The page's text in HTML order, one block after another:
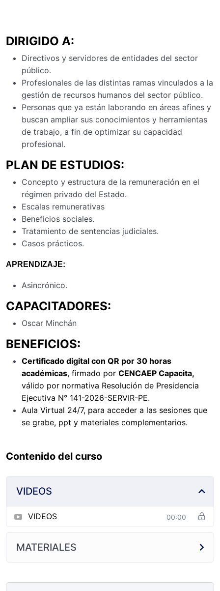
DIRIGIDO A:
Directivos y servidores de entidades del sector
público.
Profesionales de las distintas ramas vinculados a la
gestión de recursos humanos del sector público.
Personas que ya están laborando en áreas afines y
buscan ampliar sus conocimientos y herramientas
de trabajo, a fin de optimizar su capacidad
profesional.
PLAN DE ESTUDIOS:
Concepto y estructura de la remuneración en el
régimen privado del Estado.
Escalas remunerativas
Beneficios sociales.
Tratamiento de sentencias judiciales.
Casos prácticos.
APRENDIZAJE:
Asincrónico.
CAPACITADORES:
Oscar Minchán
BENEFICIOS:
Certificado digital con QR por 30 horas
académicas, firmado por CENCAEP Capacita,
válido por normativa Resolución de Presidencia
Ejecutiva N° 141-2026-SERVIR-PE.
Aula Virtual 24/7, para acceder a las sesiones que
se grabe, ppt y materiales complementarios.
Contenido del curso
VIDEOS
VIDEOS 00:00
MATERIALES